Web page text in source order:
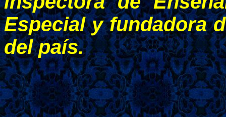
Especial y fundadora
del país.